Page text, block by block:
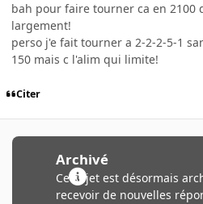
bah pour faire tourner ca en 2100
largement!
perso j'e fait tourner a 2-2-2-5-1
150 mais c l'alim qui limite!
Citer
Archivé
Ce sujet est désormais
recevoir de nouvelles